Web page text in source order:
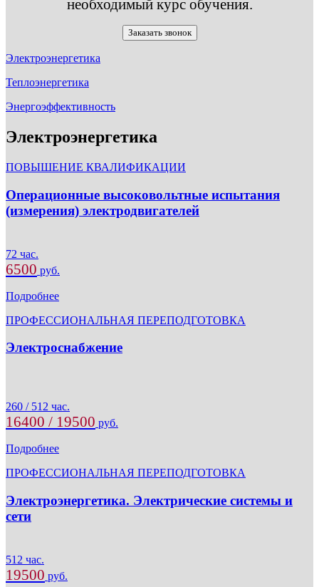
необходимый курс обучения.
Заказать звонок
Электроэнергетика
Теплоэнергетика
Энергоэффективность
Электроэнергетика
ПОВЫШЕНИЕ КВАЛИФИКАЦИИ
Операционные высоковольтные испытания
(измерения) электродвигателей
72 час.
6500 руб.
Подробнее
ПРОФЕССИОНАЛЬНАЯ ПЕРЕПОДГОТОВКА
Электроснабжение
260 / 512 час.
16400 / 19500 руб.
Подробнее
ПРОФЕССИОНАЛЬНАЯ ПЕРЕПОДГОТОВКА
Электроэнергетика. Электрические системы и
сети
512 час.
19500 руб.